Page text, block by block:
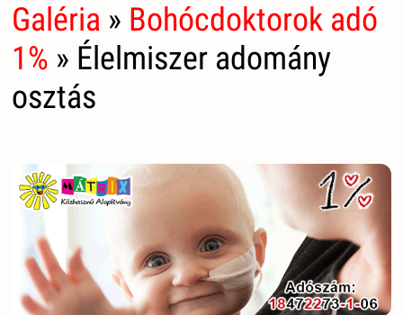
Galéria » Bohócdoktorok adó
1% » Élelmiszer adomány
osztás